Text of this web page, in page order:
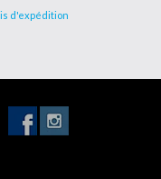
d'expédition